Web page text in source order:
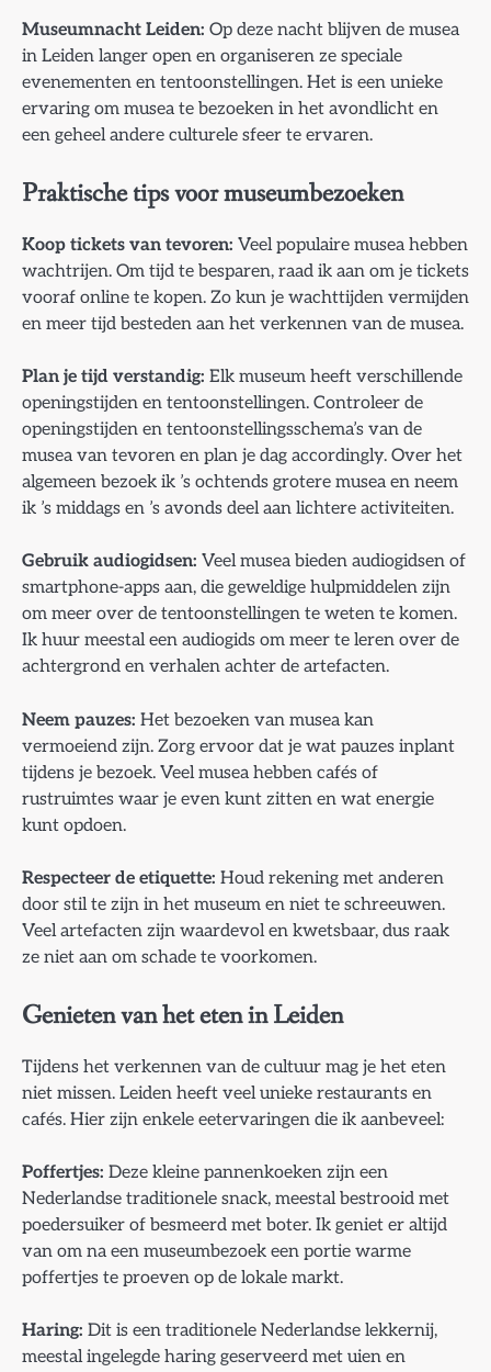
Museumnacht Leiden: Op deze nacht blijven de musea
in Leiden langer open en organiseren ze speciale
evenementen en tentoonstellingen. Het is een unieke
ervaring om musea te bezoeken in het avondlicht en
een geheel andere culturele sfeer te ervaren.
Praktische tips voor museumbezoeken
Koop tickets van tevoren: Veel populaire musea hebben
wachtrijen. Om tijd te besparen, raad ik aan om je tickets
vooraf online te kopen. Zo kun je wachttijden vermijden
en meer tijd besteden aan het verkennen van de musea.
Plan je tijd verstandig: Elk museum heeft verschillende
openingstijden en tentoonstellingen. Controleer de
openingstijden en tentoonstellingsschema’s van de
musea van tevoren en plan je dag accordingly. Over het
algemeen bezoek ik ’s ochtends grotere musea en neem
ik ’s middags en ’s avonds deel aan lichtere activiteiten.
Gebruik audiogidsen: Veel musea bieden audiogidsen of
smartphone-apps aan, die geweldige hulpmiddelen zijn
om meer over de tentoonstellingen te weten te komen.
Ik huur meestal een audiogids om meer te leren over de
achtergrond en verhalen achter de artefacten.
Neem pauzes: Het bezoeken van musea kan
vermoeiend zijn. Zorg ervoor dat je wat pauzes inplant
tijdens je bezoek. Veel musea hebben cafés of
rustruimtes waar je even kunt zitten en wat energie
kunt opdoen.
Respecteer de etiquette: Houd rekening met anderen
door stil te zijn in het museum en niet te schreeuwen.
Veel artefacten zijn waardevol en kwetsbaar, dus raak
ze niet aan om schade te voorkomen.
Genieten van het eten in Leiden
Tijdens het verkennen van de cultuur mag je het eten
niet missen. Leiden heeft veel unieke restaurants en
cafés. Hier zijn enkele eetervaringen die ik aanbeveel:
Poffertjes: Deze kleine pannenkoeken zijn een
Nederlandse traditionele snack, meestal bestrooid met
poedersuiker of besmeerd met boter. Ik geniet er altijd
van om na een museumbezoek een portie warme
poffertjes te proeven op de lokale markt.
Haring: Dit is een traditionele Nederlandse lekkernij,
meestal ingelegde haring geserveerd met uien en